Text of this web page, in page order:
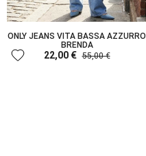
ONLY JEANS VITA BASSA AZZURRO
BRENDA
22,00 € 55,00 €
favorite